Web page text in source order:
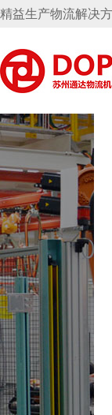
精益生产物流解决方
葫芦娃下载
盘 保险杠料架
冲压件料架
仪
消声器料架
车
料架
桶水箱支架
行业
行业